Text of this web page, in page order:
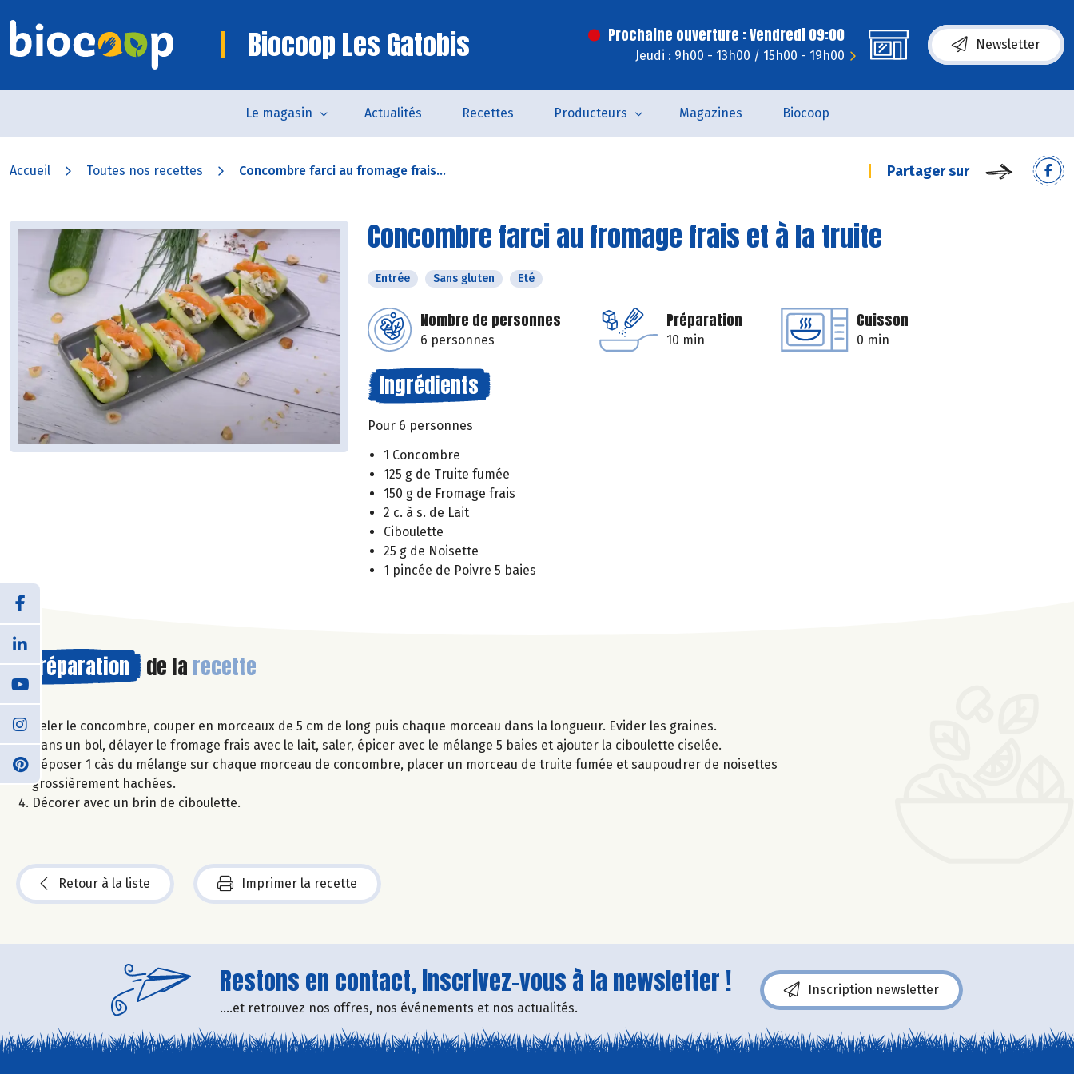
Biocoop Les Gatobis Prochaine ouverture : Vendredi 09:00
Jeudi : 9h00 - 13h00 / 15h00 - 19h00
Newsletter
Le magasin Actualités Recettes Producteurs Magazines Biocoop
Accueil Toutes nos recettes Concombre farci au fromage frais... Partager sur
Concombre farci au fromage frais et à la truite
Entrée Sans gluten Eté
Nombre de personnes
6 personnes
Préparation
10 min
Cuisson
0 min
Ingrédients
Pour 6 personnes
1 Concombre
125 g de Truite fumée
150 g de Fromage frais
2 c. à s. de Lait
Ciboulette
25 g de Noisette
1 pincée de Poivre 5 baies
Préparation de la recette
Peler le concombre, couper en morceaux de 5 cm de long puis chaque morceau dans la longueur. Evider les graines.
Dans un bol, délayer le fromage frais avec le lait, saler, épicer avec le mélange 5 baies et ajouter la ciboulette ciselée.
Déposer 1 càs du mélange sur chaque morceau de concombre, placer un morceau de truite fumée et saupoudrer de noisettes
grossièrement hachées.
Décorer avec un brin de ciboulette.
Retour à la liste Imprimer la recette
Restons en contact, inscrivez-vous à la newsletter !
....et retrouvez nos offres, nos événements et nos actualités.
Inscription newsletter